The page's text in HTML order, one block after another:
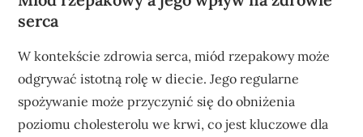
serca
W kontekście zdrowia serca, miód rzepakowy może
odgrywać istotną rolę w diecie. Jego regularne
spożywanie może przyczynić się do obniżenia
poziomu cholesterolu we krwi, co jest kluczowe dla